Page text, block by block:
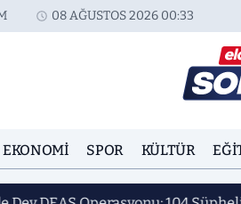
08 AĞUSTOS 2026 00:33
EKONOMI SPOR KÜLTÜR